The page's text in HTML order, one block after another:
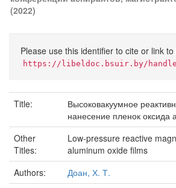
(2022)
Please use this identifier to cite or link to
https://libeldoc.bsuir.by/handle/
Title:
Высоковакуумное
нанесение пленок оксида
Other
Titles:
Low-pressure reactive
aluminum oxide films
Authors:
Доан, Х. Т.